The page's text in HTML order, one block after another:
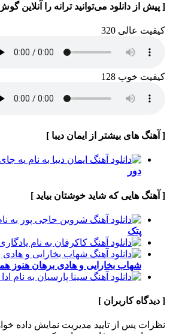
[ پیش از دانلود می‌توانید ترانه را آنلاین
کیفیت عالی 320
کیفیت خوب 128
[ آهنگ های بیشتر از ایمان دیبا ]
دور
[ آهنگ هایی که شاید خوشتان بیاید ]
پتک
شهاب بخارایی و هادی برهان هنوز
[ دیدگاه کاربران ]
نظرات پس از تایید مدیریت نمایش داده